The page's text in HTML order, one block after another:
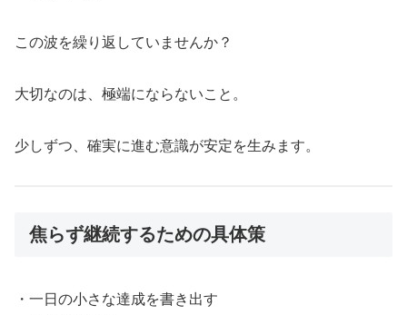
この波を繰り返していませんか？
大切なのは、極端にならないこと。
少しずつ、確実に進む意識が安定を生みます。
焦らず継続するための具体策
・一日の小さな達成を書き出す